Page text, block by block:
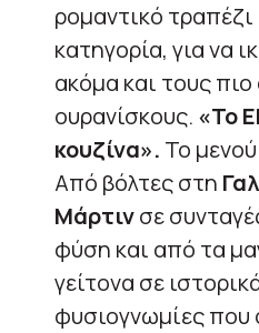
ρομαντικό τραπέζι
κατηγορία, για να
ακόμα και τους
ουρανίσκους. «Το
κουζίνα». Το
Από βόλτες στη
Mάρτινσε
φύση και από τα
γείτονα σε
φυσιογνωμίες που